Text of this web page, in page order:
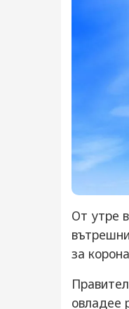
От утре
за
овладее